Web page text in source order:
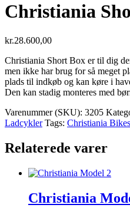
Christiania
kr.28.600,00
Christiania Short Box er til dig
men ikke har brug for så meget
plads til indkøb og kan køre i
Den kan stadig monteres med
Varenummer (SKU): 3205
Ladcykler Tags: Christiania Bikes
Relaterede varer
Christiania